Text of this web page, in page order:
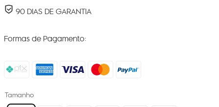
90 DIAS DE GARANTIA
Formas de Pagamento:
Tamanho